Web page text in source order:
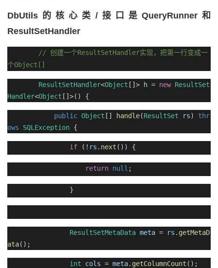
DbUtils 的核心类 /接口是 QueryRunner和
ResultSetHandler
// 创建一个ResultSetHandler实现，把第一行变成一
个Object[]
ResultSetHandler<Object []> h = new ResultSet
Handler<Object []>() {
public Object [] handle(ResultSet rs) thr
ows
SQLException {
if (! rs . next ()) {
return null ;
}
ResultSetMetaData meta = rs . getMetaD
ata();
int cols = meta. getColumnCount ();